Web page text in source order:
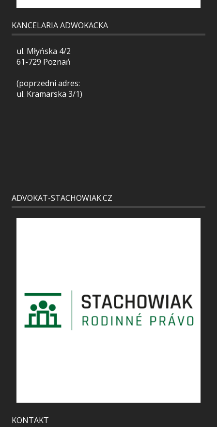
KANCELARIA ADWOKACKA
ul. Młyńska 4/2
61-729 Poznań
(poprzedni adres:
ul. Kramarska 3/1)
ADVOKAT-STACHOWIAK.CZ
KONTAKT